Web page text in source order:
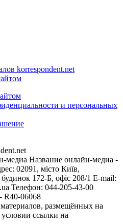
korrespondent.net
и персональных
медиа Название онлайн-медиа -
02091, місто Київ,
172-Б, офіс 208/1 E-mail:
Телефон: 044-205-43-00
R40-06068
размещённых на
условии ссылки на